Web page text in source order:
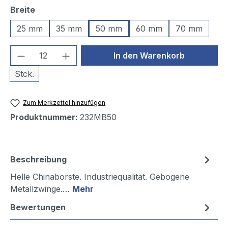
Breiteauswählen
25 mm
35 mm 50 mm 60 mm 70 mm
Produkt Anzahl: Gib den
Stck.
In den Warenkorb
Zum Merkzettel hinzufügen
Produktnummer: 232MB50
Beschreibung
Helle Chinaborste. Industriequalität. Gebogene
Metallzwinge.… Mehr
Bewertungen